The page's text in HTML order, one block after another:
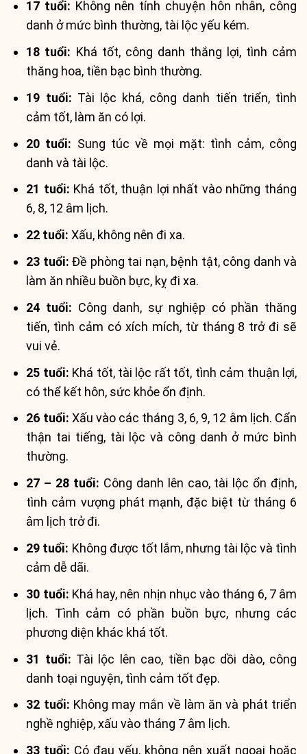
17 tuổi: Không nên tính chuyện hôn nhân, công
danh ở mức bình thường, tài lộc yếu kém.
18 tuổi: Khá tốt, công danh thắng lợi, tình cảm
thăng hoa, tiền bạc bình thường.
19 tuổi: Tài lộc khá, công danh tiến triển, tình
cảm tốt, làm ăn có lợi.
20 tuổi: Sung túc về mọi mặt: tình cảm, công
danh và tài lộc.
21 tuổi: Khá tốt, thuận lợi nhất vào những tháng
6, 8, 12 âm lịch.
22 tuổi: Xấu, không nên đi xa.
23 tuổi: Đề phòng tai nạn, bệnh tật, công danh và
làm ăn nhiều buồn bực, kỵ đi xa.
24 tuổi: Công danh, sự nghiệp có phần thăng
tiến, tình cảm có xích mích, từ tháng 8 trở đi sẽ
vui vẻ.
25 tuổi: Khá tốt, tài lộc rất tốt, tình cảm thuận lợi,
có thể kết hôn, sức khỏe ổn định.
26 tuổi: Xấu vào các tháng 3, 6, 9, 12 âm lịch. Cẩn
thận tai tiếng, tài lộc và công danh ở mức bình
thường.
27 – 28 tuổi: Công danh lên cao, tài lộc ổn định,
tình cảm vượng phát mạnh, đặc biệt từ tháng 6
âm lịch trở đi.
29 tuổi: Không được tốt lắm, nhưng tài lộc và tình
cảm dễ dãi.
30 tuổi: Khá hay, nên nhịn nhục vào tháng 6, 7 âm
lịch. Tình cảm có phần buồn bực, nhưng các
phương diện khác khá tốt.
31 tuổi: Tài lộc lên cao, tiền bạc dồi dào, công
danh toại nguyện, tình cảm tốt đẹp.
32 tuổi: Không may mắn về làm ăn và phát triển
nghề nghiệp, xấu vào tháng 7 âm lịch.
33 tuổi: Có đau yếu, không nên xuất ngoại hoặc